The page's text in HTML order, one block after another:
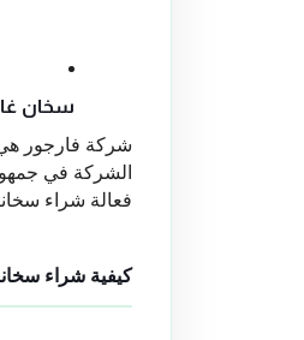
سخان
فعالة شراء
كيفية شراء